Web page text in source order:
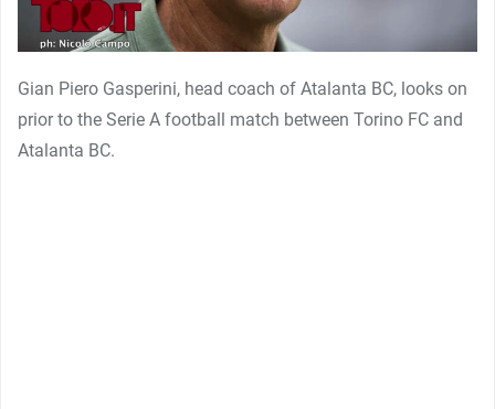
Gian Piero Gasperini, head coach of Atalanta BC, looks on
prior to the Serie A football match between Torino FC and
Atalanta BC.